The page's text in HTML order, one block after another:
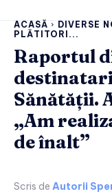
ACASĂ DIVERSE
PLĂTITORI...
Raportul
Sănătății.
„Am
de înalt”
Scris de Autorii